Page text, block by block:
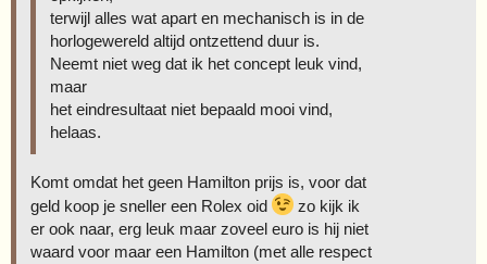
terwijl alles wat apart en mechanisch is in de
horlogewereld altijd ontzettend duur is.
Neemt niet weg dat ik het concept leuk vind,
maar
het eindresultaat niet bepaald mooi vind,
helaas.
Komt omdat het geen Hamilton prijs is, voor dat
geld koop je sneller een Rolex oid
zo kijk ik
er ook naar, erg leuk maar zoveel euro is hij niet
waard voor maar een Hamilton (met alle respect